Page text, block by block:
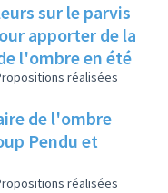
sur le parvis
apporter de la
l'ombre en été
réalisées
de l'ombre
Pendu et
réalisées